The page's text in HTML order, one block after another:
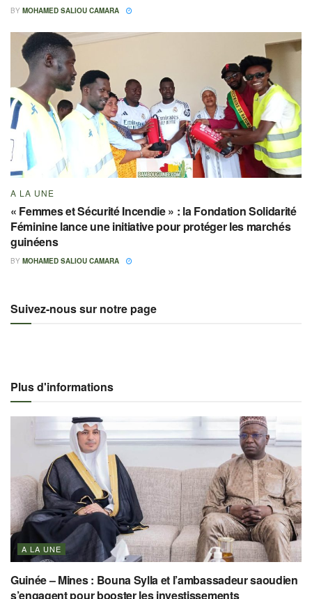
BY MOHAMED SALIOU CAMARA
A LA UNE
« Femmes et Sécurité Incendie » : la Fondation Solidarité
Féminine lance une initiative pour protéger les marchés
guinéens
BY MOHAMED SALIOU CAMARA
Suivez-nous sur notre page
Plus d'informations
A LA UNE
Guinée – Mines : Bouna Sylla et l’ambassadeur saoudien
s’engagent pour booster les investissements